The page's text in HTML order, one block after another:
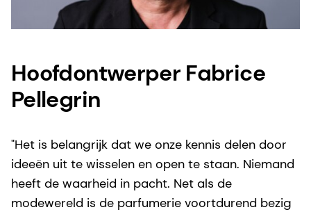
Hoofdontwerper Fabrice
Pellegrin
"Het is belangrijk dat we onze kennis delen door
ideeën uit te wisselen en open te staan. Niemand
heeft de waarheid in pacht. Net als de
modewereld is de parfumerie voortdurend bezig